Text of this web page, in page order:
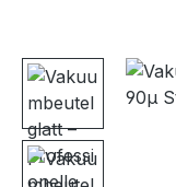
Bildergalerie